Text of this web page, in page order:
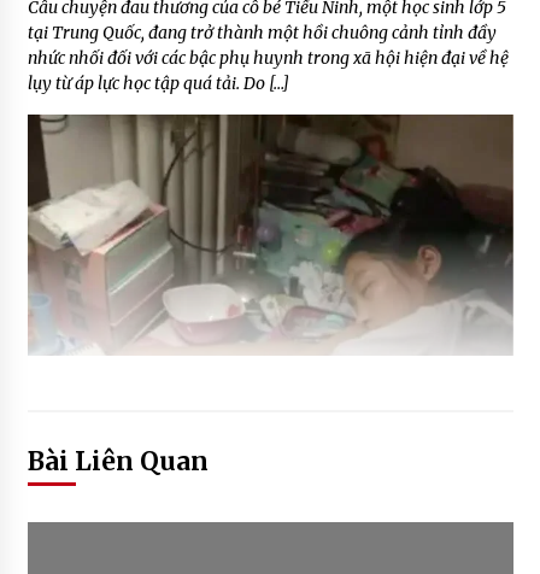
Câu chuyện đau thương của cô bé Tiểu Ninh, một học sinh lớp 5
tại Trung Quốc, đang trở thành một hồi chuông cảnh tỉnh đầy
nhức nhối đối với các bậc phụ huynh trong xã hội hiện đại về hệ
lụy từ áp lực học tập quá tải. Do […]
Bài Liên Quan